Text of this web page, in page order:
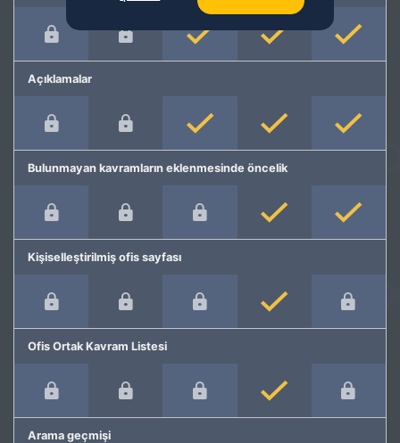
Açıklamalar
Bulunmayan kavramların eklenmesinde öncelik
Kişiselleştirilmiş ofis sayfası
Ofis Ortak Kavram Listesi
Arama geçmişi